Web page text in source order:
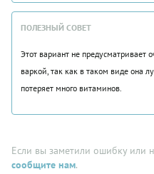
ПОЛЕЗНЫЙ СОВЕТ
Этот вариант не предусматривает
варкой, так как в таком виде она
потеряет много витаминов.
Если вы заметили ошибку или
сообщите нам.